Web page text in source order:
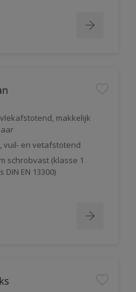
makkelijk
vuil- en vetafstotend
schrobvast (klasse 1
DIN EN 13300)